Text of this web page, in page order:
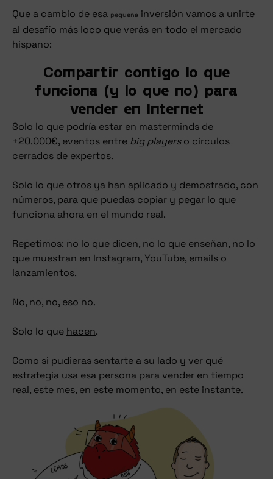
Que a cambio de esa pequeña inversión vamos a unirte
al desafío más loco que verás en todo el mercado
hispano:
Compartir contigo lo que
funciona (y lo que no) para
vender en Internet
Solo lo que podría estar en masterminds de
+20.000€, eventos entre big playerso círculos
cerrados de expertos.
Solo lo que otros ya han aplicado y demostrado, con
números, para que puedas copiar y pegar lo que
funciona ahora en el mundo real.
Repetimos: no lo que dicen, no lo que enseñan, no lo
que muestran en Instagram, YouTube, emails o
lanzamientos.
No, no, no, eso no.
Solo lo que hacen.
Como si pudieras sentarte a su lado y ver qué
estrategia usa esa persona para vender en tiempo
real, este mes, en este momento, en este instante.